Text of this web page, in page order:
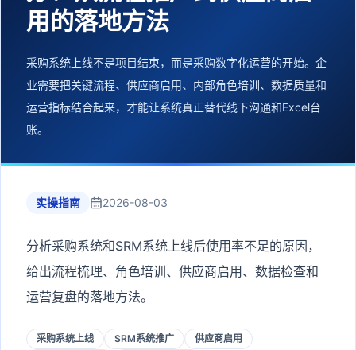
用的落地方法
采购系统上线不是项目结束，而是采购数字化运营的开始。企
业需要把关键流程、供应商启用、内部角色培训、数据质量和
运营指标结合起来，才能让系统真正替代线下沟通和Excel台
账。
实操指南 2026-08-03
分析采购系统和SRM系统上线后使用率不足的原因，
给出流程梳理、角色培训、供应商启用、数据检查和
运营复盘的落地方法。
采购系统上线 SRM系统推广
供应商启用